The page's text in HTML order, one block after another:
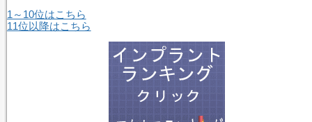
1～10位はこちら
11位以降はこちら